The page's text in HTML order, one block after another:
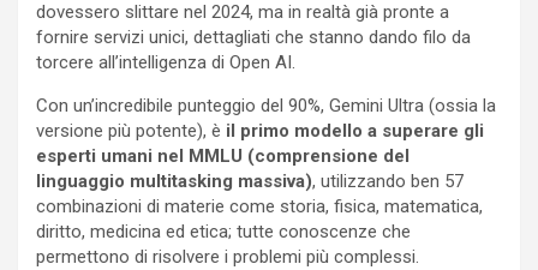
dovessero slittare nel 2024, ma in realtà già pronte a
fornire servizi unici, dettagliati che stanno dando filo da
torcere all’intelligenza di Open AI.
Con un’incredibile punteggio del 90%, Gemini Ultra (ossia la
versione più potente), è il primo modello a superare gli
esperti umani nel MMLU (comprensione del
linguaggio multitasking massiva), utilizzando ben 57
combinazioni di materie come storia, fisica, matematica,
diritto, medicina ed etica; tutte conoscenze che
permettono di risolvere i problemi più complessi.